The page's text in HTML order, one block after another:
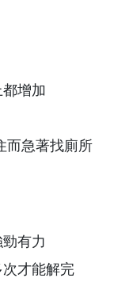
增加
而急著找廁所
有力
才能解完